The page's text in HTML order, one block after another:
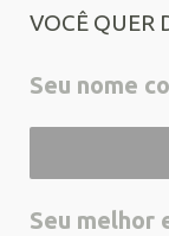
VOCÊ QUER
Seu nome
Seu melhor